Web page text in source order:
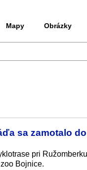
Mapy Obrázky
sa zamotalo
pri
Bojnice.